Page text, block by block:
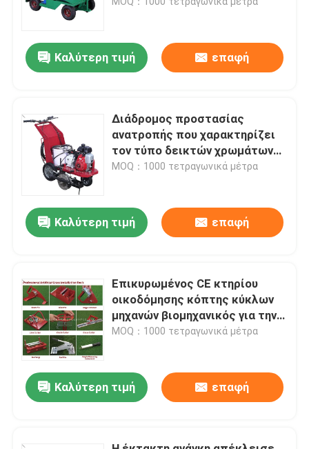
Καλύτερη τιμή επαφή
Διάδρομος προστασίας
ανατροπής που χαρακτηρίζει
τον τύπο δεικτών χρωμάτων
οδικών γραμμών χάλυβα
MOQ：1000 τετραγωνικά μέτρα
Καλύτερη τιμή επαφή
Επικυρωμένος CE κτηρίου
οικοδόμησης κόπτης κύκλων
μηχανών βιομηχανικός για την
επίστρωση
MOQ：1000 τετραγωνικά μέτρα
Καλύτερη τιμή επαφή